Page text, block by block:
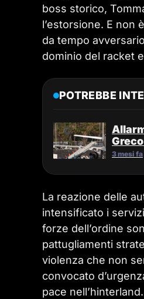
boss storico,
l’estorsione. E non
da tempo
dominio del racket
POTREBBE
3 mesi fa
La reazione delle
intensificato i
forze dell’ordine
pattugliamenti
violenza che non
convocato
pace